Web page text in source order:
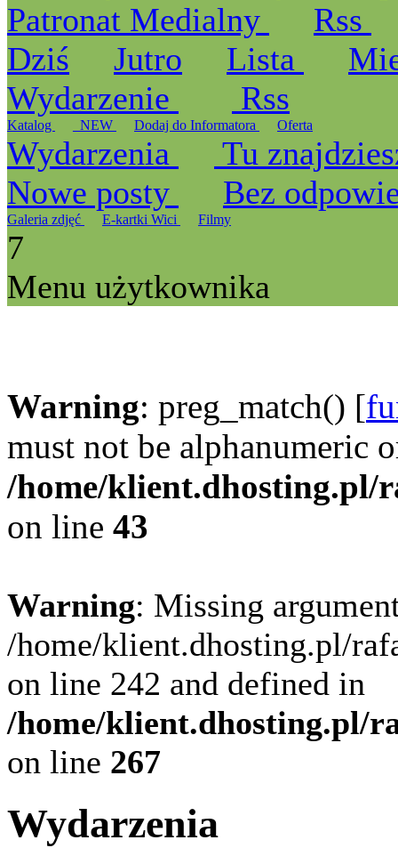
Patronat Medialny
Rss
Dziś
Jutro Lista
Wydarzenie
Rss
Katalog _NEW Dodaj do Informatora Oferta
Wydarzenia
Tu
Nowe posty
Bez
Galeria zdjęć E-kartki Wici Filmy
7
Menu użytkownika
Warning: preg_match() [
must not be alphanumeric
/home/klient.dhosting.pl/
on line 43
Warning: Missing
/home/klient.dhosting.pl/
on line 242 and defined in
/home/klient.dhosting.pl/
on line 267
Wydarzenia